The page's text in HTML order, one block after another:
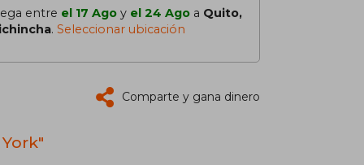
entre el 17 Ago y el 24 Ago a Quito,
. Seleccionar ubicación
Comparte y gana dinero